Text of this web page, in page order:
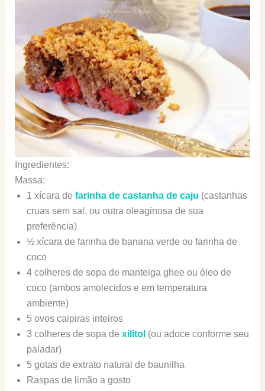
Ingredientes:
Massa:
1 xícara de farinha de castanha de caju (castanhas
cruas sem sal, ou outra oleaginosa de sua
preferência)
½ xícara de farinha de banana verde ou farinha de
coco
4 colheres de sopa de manteiga ghee ou óleo de
coco (ambos amolecidos e em temperatura
ambiente)
5 ovos caipiras inteiros
3 colheres de sopa de xilitol (ou adoce conforme seu
paladar)
5 gotas de extrato natural de baunilha
Raspas de limão a gosto